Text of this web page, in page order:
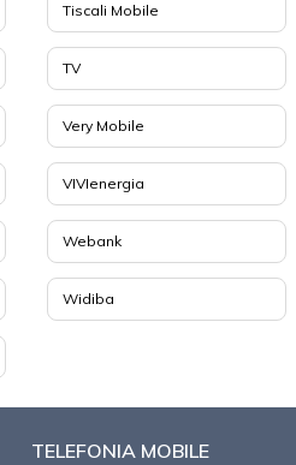
Tiscali Mobile
TV
Very Mobile
VIVIenergia
Webank
Widiba
TELEFONIA MOBILE